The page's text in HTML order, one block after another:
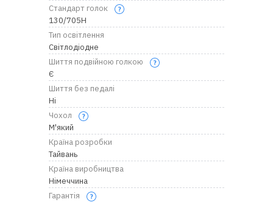
Стандарт голок
130/705H
Тип освітлення
Світлодіодне
Шиття подвійною голкою
Є
Шиття без педалі
Ні
Чохол
М'який
Країна розробки
Тайвань
Країна виробництва
Німеччина
Гарантія